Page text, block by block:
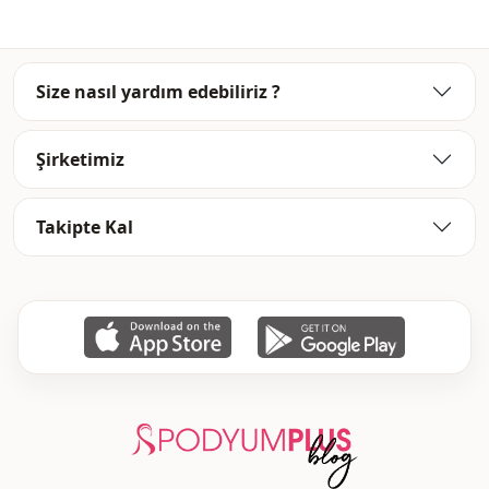
Size nasıl yardım edebiliriz ?
Şirketimiz
Takipte Kal